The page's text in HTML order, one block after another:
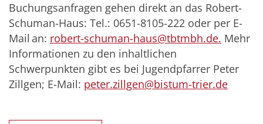
Buchungsanfragen gehen direkt an das Robert-
Schuman-Haus: Tel.: 0651-8105-222 oder per E-
Mail an: robert-schuman-haus@tbtmbh.de. Mehr
Informationen zu den inhaltlichen
Schwerpunkten gibt es bei Jugendpfarrer Peter
Zillgen; E-Mail: peter.zillgen@bistum-trier.de